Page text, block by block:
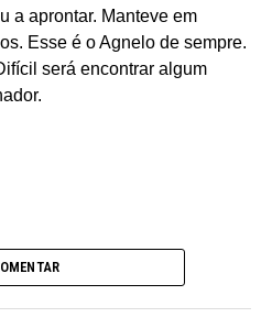
a aprontar. Manteve em
Esse é o Agnelo de sempre.
será encontrar algum